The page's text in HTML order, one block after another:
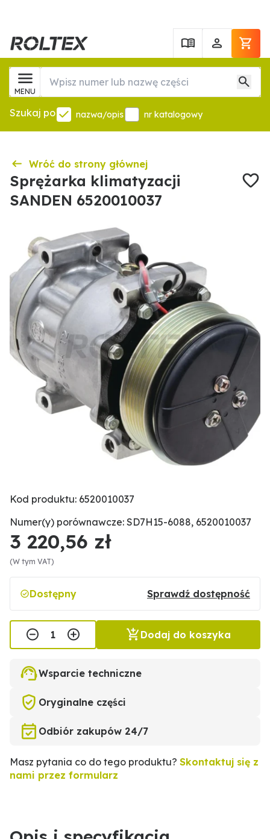
MENU
Szukaj po nazwa/opis nr katalogowy
Wróć do strony głównej
Sprężarka klimatyzacji
SANDEN 6520010037
Kod produktu: 6520010037
Numer(y) porównawcze: SD7H15-6088, 6520010037
3 220,56 zł
(W tym VAT)
Dostępny Sprawdź dostępność
Dodaj do koszyka
Wsparcie techniczne
Oryginalne części
Odbiór zakupów 24/7
Masz pytania co do tego produktu? Skontaktuj się z
nami przez formularz